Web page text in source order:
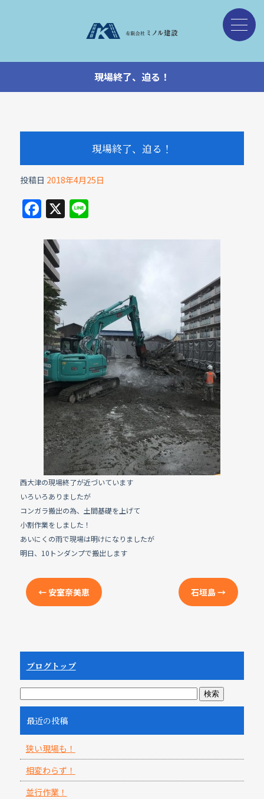
現場終了、迫る！
現場終了、迫る！
投稿日 2018年4月25日
F
a
c
e
b
o
o
k
X Li
e
西大津の現場終了が近づいています
いろいろありましたが
コンガラ搬出の為、土間基礎を上げて
小割作業をしました！
あいにくの雨で現場は明けになりましたが
明日、10トンダンプで搬出します
←安室奈美恵 石垣島→
ブログトップ
最近の投稿
狭い現場も！
相変わらず！
並行作業！